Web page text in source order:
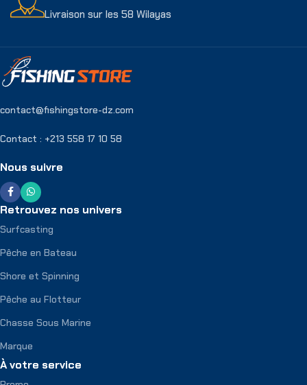
Livraison sur les 58 Wilayas
contact@fishingstore-dz.com
Contact : +213 558 17 10 58
Nous suivre
Retrouvez nos univers
Surfcasting
Pêche en Bateau
Shore et Spinning
Pêche au Flotteur
Chasse Sous Marine
Marque
À votre service